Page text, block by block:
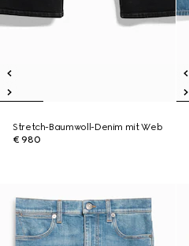
Stretch-Baumwoll-Denim mit Web
€ 980